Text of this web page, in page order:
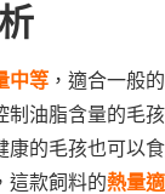
中等 ，適合一般
制油脂含量的毛
康的毛孩也可以
這款飼料的熱量